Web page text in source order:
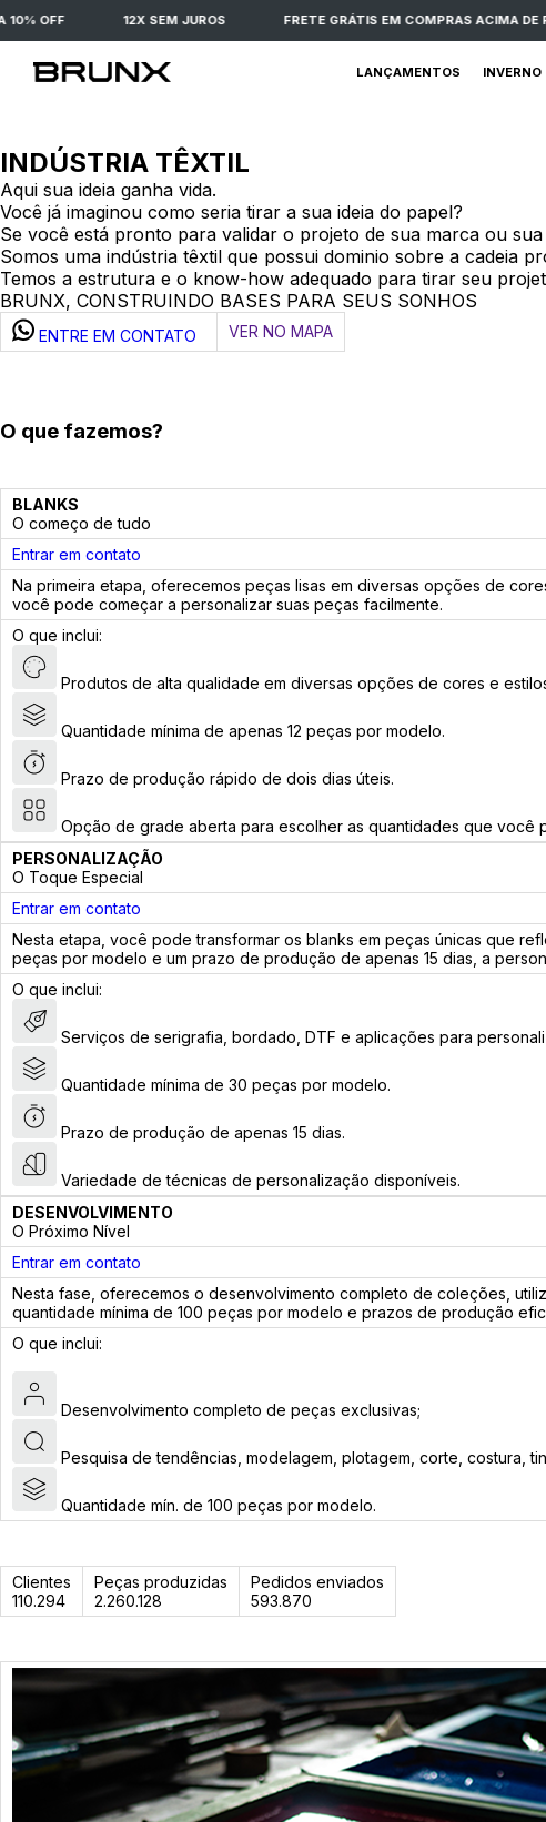
12X SEM JUROS FRETE GRÁTIS EM COMPRAS ACIMA DE R$329,
LANÇAMENTOS INVERNO
INDÚSTRIA TÊXTIL
Aqui sua ideia ganha vida.
Você já imaginou como seria tirar a sua ideia do papel?
Se você está pronto para validar o projeto de sua marca ou
Somos uma indústria têxtil que possui dominio sobre a cadeia
Temos a estrutura e o know-how adequado para tirar seu
BRUNX, CONSTRUINDO BASES PARA SEUS SONHOS
ENTRE EM CONTATO VER NO MAPA
O que fazemos?
BLANKS
O começo de tudo
Entrar em contato
Na primeira etapa, oferecemos peças lisas em diversas opções de
você pode começar a personalizar suas peças facilmente.
O que inclui:
Produtos de alta qualidade em diversas opções de cores e
Quantidade mínima de apenas 12 peças por modelo.
Prazo de produção rápido de dois dias úteis.
Opção de grade aberta para escolher as quantidades que você
PERSONALIZAÇÃO
O Toque Especial
Entrar em contato
Nesta etapa, você pode transformar os blanks em peças únicas que
peças por modelo e um prazo de produção de apenas 15 dias, a
O que inclui:
Serviços de serigrafia, bordado, DTF e aplicações para
Quantidade mínima de 30 peças por modelo.
Prazo de produção de apenas 15 dias.
Variedade de técnicas de personalização disponíveis.
DESENVOLVIMENTO
O Próximo Nível
Entrar em contato
Nesta fase, oferecemos o desenvolvimento completo de coleções,
quantidade mínima de 100 peças por modelo e prazos de produção
O que inclui:
Desenvolvimento completo de peças exclusivas;
Pesquisa de tendências, modelagem, plotagem, corte, costura,
Quantidade mín. de 100 peças por modelo.
Clientes
110.294
Peças produzidas
2.260.128
Pedidos enviados
593.870